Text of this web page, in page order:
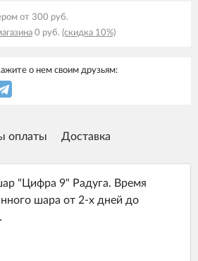
от 300 руб.
0 руб. (скидка 10%)
о нем своим друзьям:
оплаты Доставка
"Цифра 9" Радуга. Время
шара от 2-х дней до